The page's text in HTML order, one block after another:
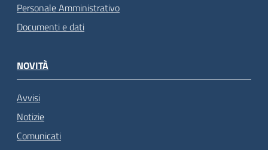
Personale Amministrativo
Documenti e dati
NOVITÀ
Avvisi
Notizie
Comunicati